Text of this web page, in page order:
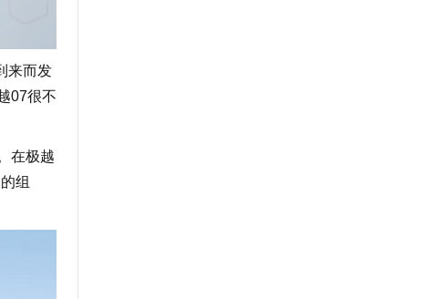
来而发
07很不
在极越
组